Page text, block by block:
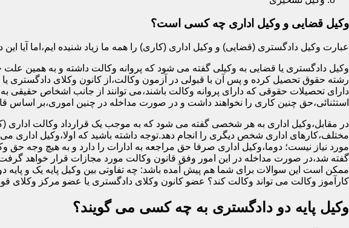
وکیل قضایی و وکیل اداری چه کسی است؟
عبارت وکیل دادگستری (قضایی) و وکیل اداری (کاری) را همه ما زیاد شنیده ایم،اما آیا این
وکیل دادگستری یا قضایی به وکیلی گفته می شود که پروانه وکالت داشته و به همین علت
رشته حقوق تحصیل کرده و پس آن با قبولی در آزمون وکالت،از کانون وکلای دادگستری
دارای تحصیلات حقوقی که دارای پروانه وکالت باشند،می توانند از جانب اشخاص حقیقی
استثنائی،حق چنین کاری را نخواهند داشت و در صورت مداخله در چنین اموری،بر اساس
در مقابل،وکیل اداری به هر شخصی گفته می شود که به موجب یک قرارداد وکالت
مختلف،کارهای اداری شخص دیگری را انجام دهد.توجه داشته باشید که اولا،وکیل اداری
مورد نیاز نیست؛ دوما،وکیل اداری صرفا حق مراجعه به ادارات را دارد و به هیچ وجه حق
گفته شد،در صورت مداخله در این امور وفق قانون وکالت مورد مجازات قرار خواهد
ممکن است این سوالات برای شما هم پیش آمده باشد: چه تفاوتی بین وکیل پایه یک و پایه
کارآموز وکالت می تواند وکالت کند؟ عضو کانون وکلای دادگستری یا عضو مرکز وکلای
وکیل پایه دو دادگستری به چه کسی می گویند؟